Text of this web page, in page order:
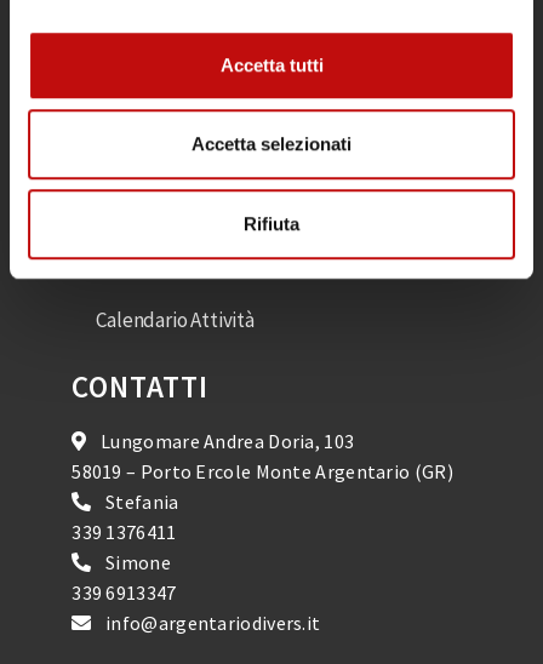
Accetta tutti
Accetta selezionati
Rifiuta
POLITICA DI CANCELLAZIONE IMMERSIONI
Immersioni
Snorkeling
Calendario Attività
CONTATTI
Lungomare Andrea Doria, 103
58019 – Porto Ercole Monte Argentario (GR)
Stefania
339 1376411
Simone
339 6913347
info@argentariodivers.it